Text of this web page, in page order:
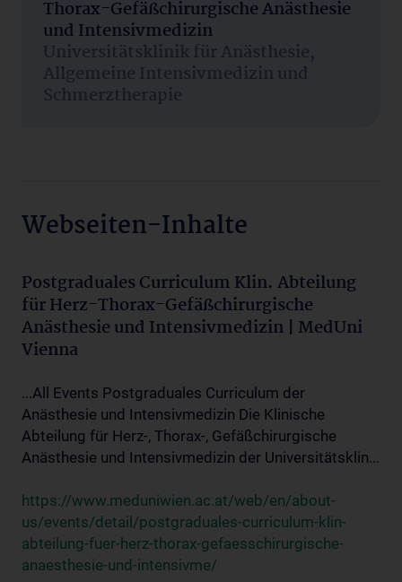
Thorax-Gefäßchirurgische Anästhesie
und Intensivmedizin
Universitätsklinik für Anästhesie,
Allgemeine Intensivmedizin und
Schmerztherapie
Webseiten-Inhalte
Postgraduales Curriculum Klin. Abteilung
für Herz-Thorax-Gefäßchirurgische
Anästhesie und Intensivmedizin | MedUni
Vienna
...All Events Postgraduales Curriculum der
Anästhesie und Intensivmedizin Die Klinische
Abteilung für Herz-, Thorax-, Gefäßchirurgische
Anästhesie und Intensivmedizin der Universitätsklin...
https://www.meduniwien.ac.at/web/en/about-
us/events/detail/postgraduales-curriculum-klin-
abteilung-fuer-herz-thorax-gefaesschirurgische-
anaesthesie-und-intensivme/